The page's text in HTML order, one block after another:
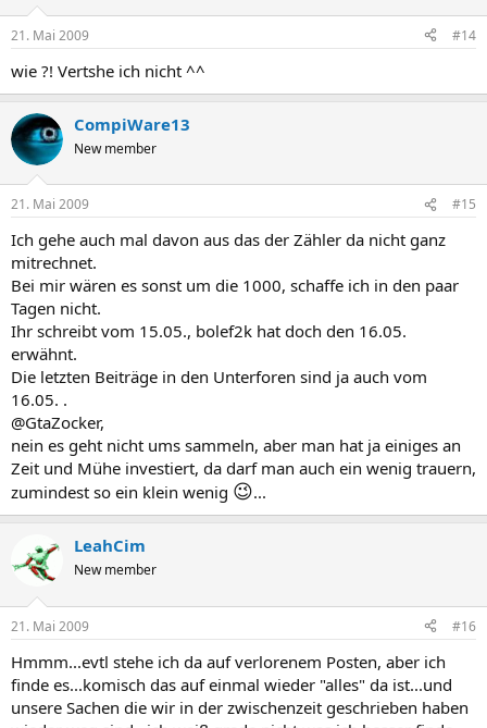
21. Mai 2009 #14
wie ?! Vertshe ich nicht ^^
CompiWare13
New member
21. Mai 2009 #15
Ich gehe auch mal davon aus das der Zähler da nicht ganz
mitrechnet.
Bei mir wären es sonst um die 1000, schaffe ich in den paar
Tagen nicht.
Ihr schreibt vom 15.05., bolef2k hat doch den 16.05.
erwähnt.
Die letzten Beiträge in den Unterforen sind ja auch vom
16.05. .
@GtaZocker,
nein es geht nicht ums sammeln, aber man hat ja einiges an
Zeit und Mühe investiert, da darf man auch ein wenig trauern,
zumindest so ein klein wenig 😉...
LeahCim
New member
21. Mai 2009 #16
Hmmm...evtl stehe ich da auf verlorenem Posten, aber ich
finde es...komisch das auf einmal wieder "alles" da ist...und
unsere Sachen die wir in der zwischenzeit geschrieben haben